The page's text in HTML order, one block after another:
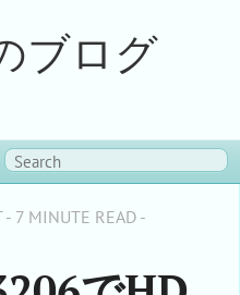
ブログ
7 MINUTE READ -